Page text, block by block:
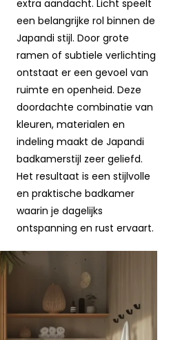
extra aandacht. Licht speelt
een belangrijke rol binnen de
Japandi stijl. Door grote
ramen of subtiele verlichting
ontstaat er een gevoel van
ruimte en openheid. Deze
doordachte combinatie van
kleuren, materialen en
indeling maakt de Japandi
badkamerstijl zeer geliefd.
Het resultaat is een stijlvolle
en praktische badkamer
waarin je dagelijks